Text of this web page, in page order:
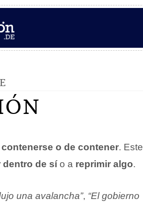
o de contener. Este
dentro de sío a reprimir algo.
una avalancha”, “El gobierno